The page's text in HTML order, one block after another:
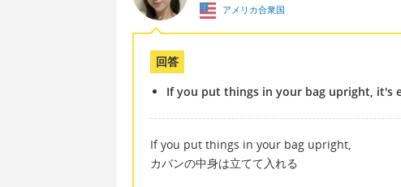
アメリカ合衆国
回答
If you put things in your bag upright, it's
If you put things in your bag upright,
カバンの中身は立てて入れる